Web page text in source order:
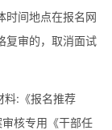
时间地点在报名网
复审的，取消面试
料:《报名推荐
核专用《干部任